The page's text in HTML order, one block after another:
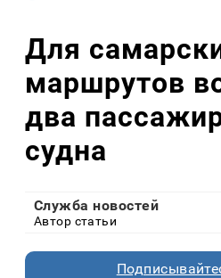
Для
маршрутов
два
судна
Служба новостей
Автор статьи